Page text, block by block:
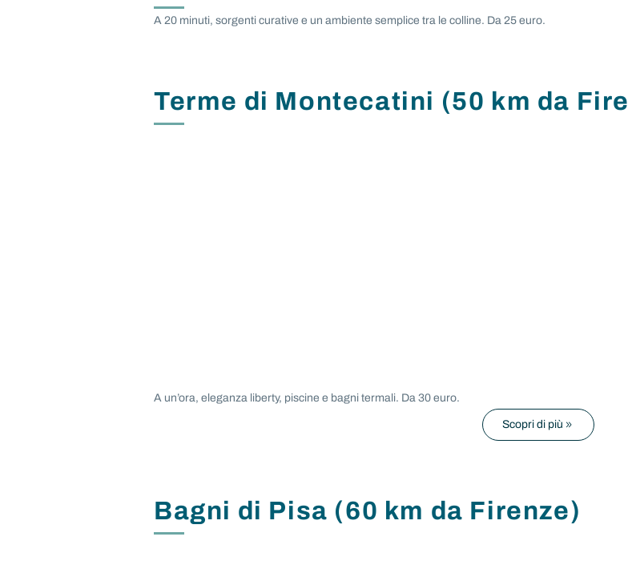
A 20 minuti, sorgenti curative e un ambiente semplice tra le colline. Da 25 euro.
Terme di Montecatini (50 km da
A un’ora, eleganza liberty, piscine e bagni termali. Da 30 euro.
Scopri di più
Bagni di Pisa (60 km da Firenze)